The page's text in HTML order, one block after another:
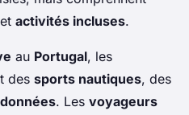
et activités incluses.
au Portugal, les
des sports nautiques, des
. Les voyageurs